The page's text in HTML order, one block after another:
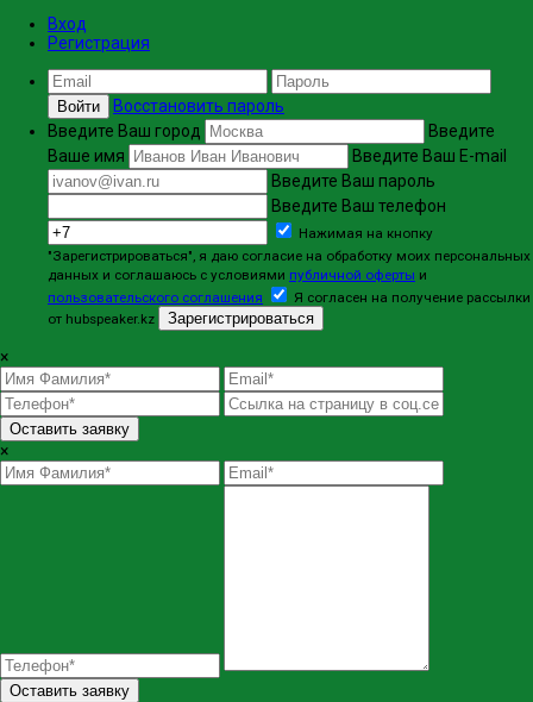
Вход
Регистрация
Войти
Восстановить пароль
Введите Ваш город
Введите
Ваше имя
Введите Ваш E-mail
Введите Ваш пароль
Введите Ваш телефон
Нажимая на кнопку
"Зарегистрироваться", я даю согласие на обработку моих персональных
данных и соглашаюсь с условиями публичной оферты и
пользовательского соглашения
Я согласен на получение рассылки
от hubspeaker.kz
Зарегистрироваться
×
Оставить заявку
×
Оставить заявку